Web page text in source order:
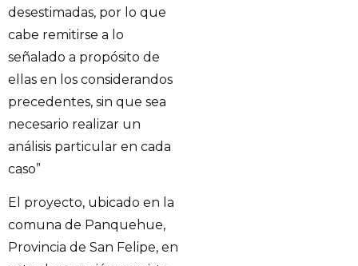
desestimadas, por lo que
cabe remitirse a lo
señalado a propósito de
ellas en los considerandos
precedentes, sin que sea
necesario realizar un
análisis particular en cada
caso”
El proyecto, ubicado en la
comuna de Panquehue,
Provincia de San Felipe, en